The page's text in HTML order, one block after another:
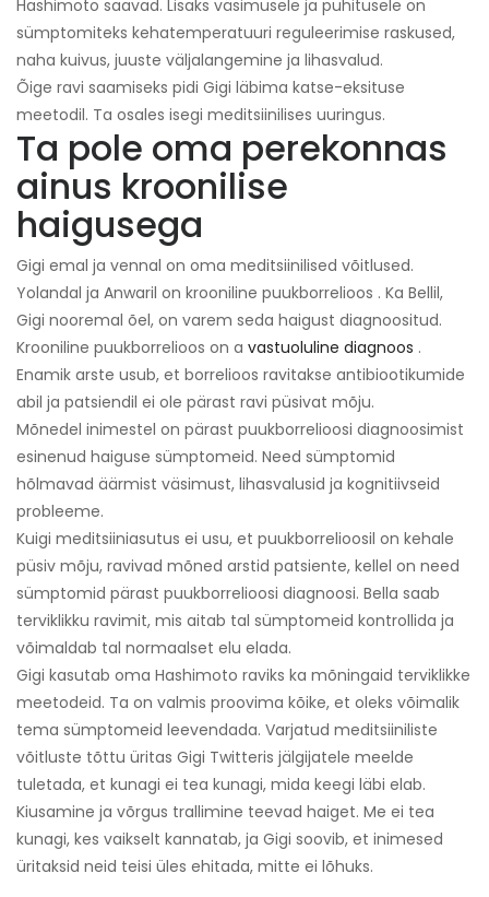
Hashimoto saavad. Lisaks väsimusele ja puhitusele on
sümptomiteks kehatemperatuuri reguleerimise raskused,
naha kuivus, juuste väljalangemine ja lihasvalud.
Õige ravi saamiseks pidi Gigi läbima katse-eksituse
meetodil. Ta osales isegi meditsiinilises uuringus.
Ta pole oma perekonnas
ainus kroonilise
haigusega
Gigi emal ja vennal on oma meditsiinilised võitlused.
Yolandal ja Anwaril on krooniline puukborrelioos . Ka Bellil,
Gigi nooremal õel, on varem seda haigust diagnoositud.
Krooniline puukborrelioos on a vastuoluline diagnoos .
Enamik arste usub, et borrelioos ravitakse antibiootikumide
abil ja patsiendil ei ole pärast ravi püsivat mõju.
Mõnedel inimestel on pärast puukborrelioosi diagnoosimist
esinenud haiguse sümptomeid. Need sümptomid
hõlmavad äärmist väsimust, lihasvalusid ja kognitiivseid
probleeme.
Kuigi meditsiiniasutus ei usu, et puukborrelioosil on kehale
püsiv mõju, ravivad mõned arstid patsiente, kellel on need
sümptomid pärast puukborrelioosi diagnoosi. Bella saab
terviklikku ravimit, mis aitab tal sümptomeid kontrollida ja
võimaldab tal normaalset elu elada.
Gigi kasutab oma Hashimoto raviks ka mõningaid terviklikke
meetodeid. Ta on valmis proovima kõike, et oleks võimalik
tema sümptomeid leevendada. Varjatud meditsiiniliste
võitluste tõttu üritas Gigi Twitteris jälgijatele meelde
tuletada, et kunagi ei tea kunagi, mida keegi läbi elab.
Kiusamine ja võrgus trallimine teevad haiget. Me ei tea
kunagi, kes vaikselt kannatab, ja Gigi soovib, et inimesed
üritaksid neid teisi üles ehitada, mitte ei lõhuks.